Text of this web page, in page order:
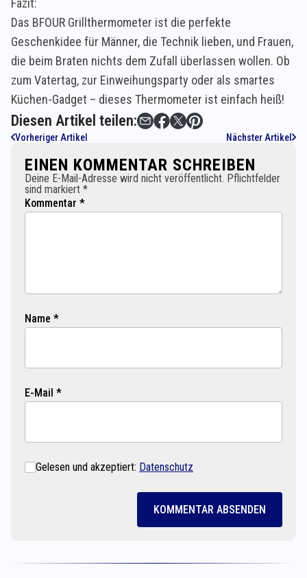
Fazit:
Das BFOUR Grillthermometer ist die perfekte
Geschenkidee für Männer, die Technik lieben, und Frauen,
die beim Braten nichts dem Zufall überlassen wollen. Ob
zum Vatertag, zur Einweihungsparty oder als smartes
Küchen-Gadget – dieses Thermometer ist einfach heiß!
Diesen Artikel teilen:
Vorheriger Artikel Nächster Artikel
EINEN KOMMENTAR SCHREIBEN
Deine E-Mail-Adresse wird nicht veröffentlicht. Pflichtfelder
sind markiert *
Kommentar *
Name *
E-Mail *
Gelesen und akzeptiert: Datenschutz
KOMMENTAR ABSENDEN